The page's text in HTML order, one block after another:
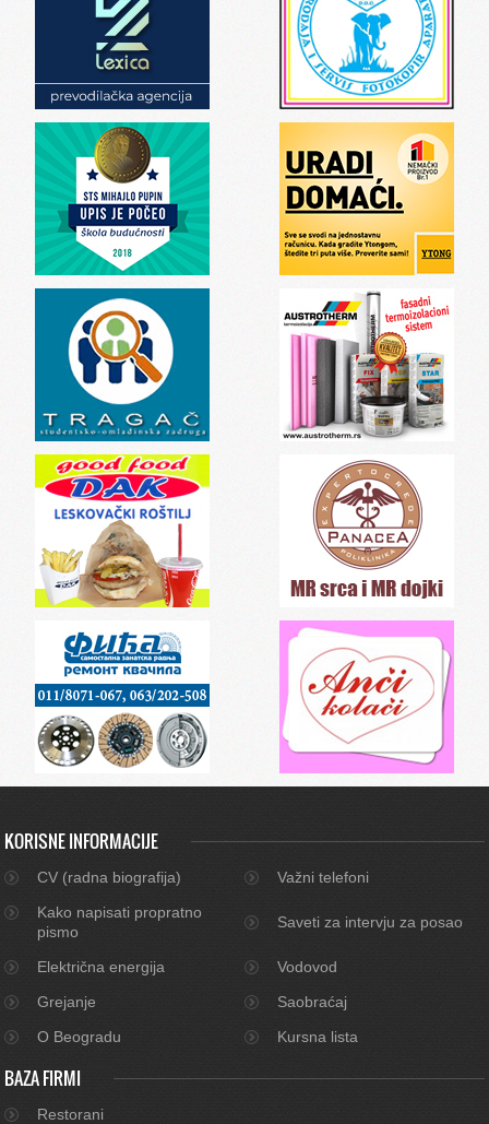
KORISNE INFORMACIJE
CV (radna biografija)
Važni telefoni
Kako napisati propratno
pismo
Saveti za intervju za posao
Električna energija
Vodovod
Grejanje
Saobraćaj
O Beogradu
Kursna lista
BAZA FIRMI
Restorani